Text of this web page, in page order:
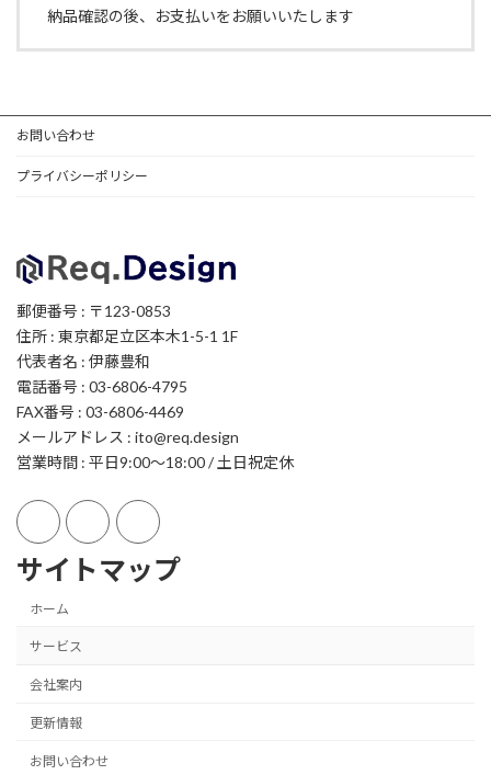
納品確認の後、お支払いをお願いいたします
お問い合わせ
プライバシーポリシー
郵便番号 : 〒123-0853
住所 : 東京都足立区本木1-5-1 1F
代表者名 : 伊藤豊和
電話番号 : 03-6806-4795
FAX番号 : 03-6806-4469
メールアドレス : ito@req.design
営業時間 : 平日9:00～18:00 / 土日祝定休
サイトマップ
ホーム
サービス
会社案内
更新情報
お問い合わせ